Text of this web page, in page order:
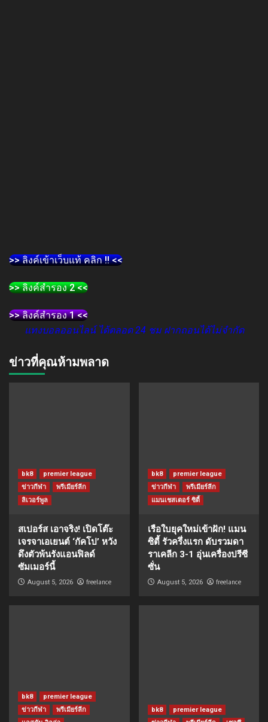
>> ลิงค์เข้าเว็บแท้ คลิก !! <<
>> ลิงค์สำรอง 2 <<
>> ลิงค์สำรอง 1 <<
แทงบอลออนไลน์ ได้ตลอด 24 ชม ฝากถอนได้ไม่จำกัด
ข่าวที่คุณห้ามพลาด
bk8
premier league
ข่าวกีฬา
พรีเมียร์ลีก
ลิเวอร์พูล
สเปอร์ส เอาจริง! เปิดโต๊ะ
เจรจาเอเยนต์ ‘กัคโป’ หวัง
ดึงตัวพ้นรังแอนฟิลด์
ซัมเมอร์นี้
August 5, 2026 freelance
bk8
premier league
ข่าวกีฬา
พรีเมียร์ลีก
แมนเชสเตอร์ ซิตี้
เรือใบยุคใหม่เข้าฝัก! แมน
ซิตี้ รัวครึ่งแรก ดับรวมดา
ราเคลีก 3-1 อุ่นเครื่องปรีซี
ซั่น
August 5, 2026 freelance
bk8
premier league
ข่าวกีฬา
พรีเมียร์ลีก
bk8
premier league